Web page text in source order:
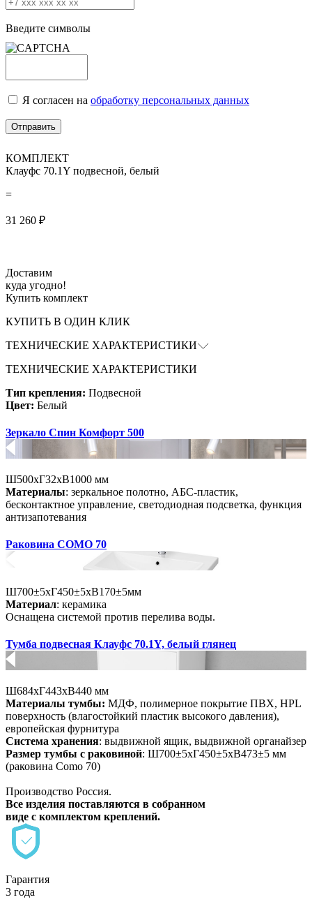
Введите символы
Я согласен на обработку персональных данных
КОМПЛЕКТ
Клауфс 70.1Y подвесной, белый
=
31 260 ₽
Доставим
куда угодно!
Купить комплект
КУПИТЬ В ОДИН КЛИК
ТЕХНИЧЕСКИЕ ХАРАКТЕРИСТИКИ
ТЕХНИЧЕСКИЕ ХАРАКТЕРИСТИКИ
Тип крепления: Подвесной
Цвет: Белый
Зеркало Спин Комфорт 500
Ш500хГ32хВ1000 мм
Материалы: зеркальное полотно, АБС-пластик,
бесконтактное управление, светодиодная подсветка, функция
антизапотевания
Раковина COMO 70
Ш700±5хГ450±5хВ170±5мм
Материал: керамика
Оснащена системой против перелива воды.
Тумба подвесная Клауфс 70.1Y, белый глянец
Ш684хГ443хВ440 мм
Материалы тумбы: МДФ, полимерное покрытие ПВХ, HPL
поверхность (влагостойкий пластик высокого давления),
европейская фурнитура
Система хранения: выдвижной ящик, выдвижной органайзер
Размер тумбы с раковиной: Ш700±5хГ450±5хВ473±5 мм
(раковина Como 70)
Производство Россия.
Все изделия поставляются в собранном
виде с комплектом креплений.
Гарантия
3 года